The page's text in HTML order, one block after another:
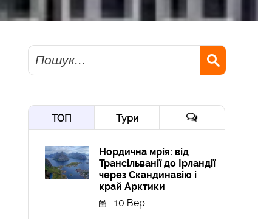
Пошук
ТОП Тури
Нордична мрія: від
Трансільванії до Ірландії
через Скандинавію і
край Арктики
10 Вер